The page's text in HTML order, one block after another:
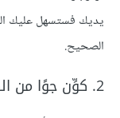
يديك فستسهل عليك
الصحيح.
2. كوِّن جوًا من الصراحة